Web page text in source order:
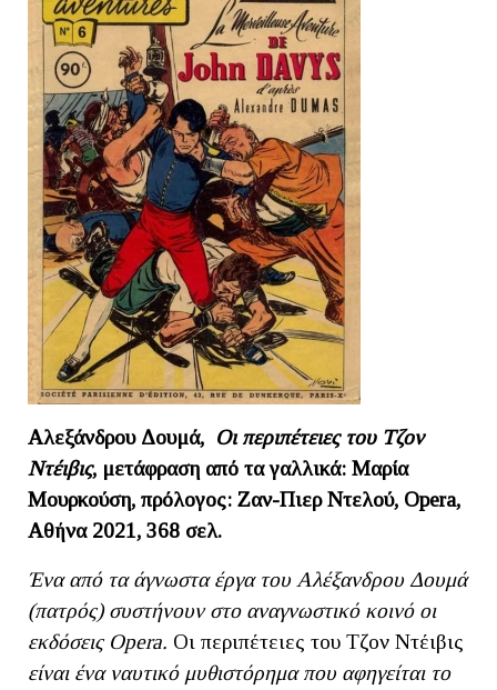
Αλεξάνδρου Δουμά, Οι περιπέτειες του Τζον
Ντέιβις, μετάφραση από τα γαλλικά: Μαρία
Μουρκούση, πρόλογος: Ζαν-Πιερ Ντελού, Οpera,
Αθήνα 2021, 368 σελ.
Ένα από τα άγνωστα έργα του Αλέξανδρου Δουμά
(πατρός) συστήνουν στο αναγνωστικό κοινό οι
εκδόσεις Οpera. Οι περιπέτειες του Τζον Ντέιβις
είναι ένα ναυτικό μυθιστόρημα που αφηγείται το